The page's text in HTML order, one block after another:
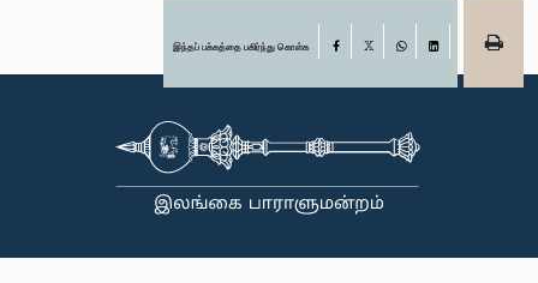
இந்தப் பக்கத்தை பகிர்ந்து கொள்க Facebook